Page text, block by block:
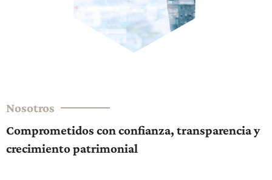
Nosotros
Comprometidos con confianza, transparencia y
crecimiento patrimonial